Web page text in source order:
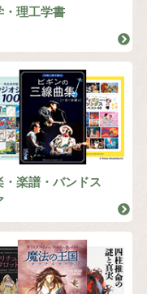
・理工学書
・楽譜・バンドス